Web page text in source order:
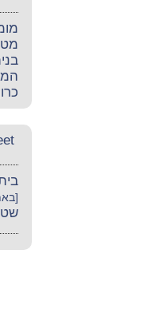
מט